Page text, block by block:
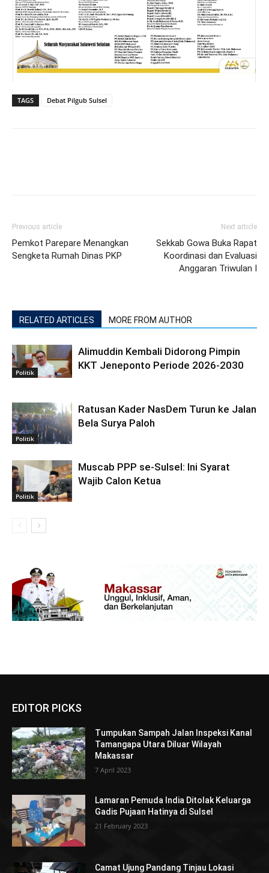
TAGS Debat Pilgub Sulsel
Previous article
Pemkot Parepare Menangkan
Sengketa Rumah Dinas PKP
Next article
Sekkab Gowa Buka Rapat
Koordinasi dan Evaluasi
Anggaran Triwulan I
RELATED ARTICLES MORE FROM AUTHOR
Politik
Alimuddin Kembali Didorong Pimpin
KKT Jeneponto Periode 2026-2030
Politik
Ratusan Kader NasDem Turun ke Jalan
Bela Surya Paloh
Politik
Muscab PPP se-Sulsel: Ini Syarat
Wajib Calon Ketua
EDITOR PICKS
Tumpukan Sampah Jalan Inspeksi Kanal
Tamangapa Utara Diluar Wilayah
Makassar
7 April 2023
Lamaran Pemuda India Ditolak Keluarga
Gadis Pujaan Hatinya di Sulsel
21 February 2023
Camat Ujung Pandang Tinjau Lokasi